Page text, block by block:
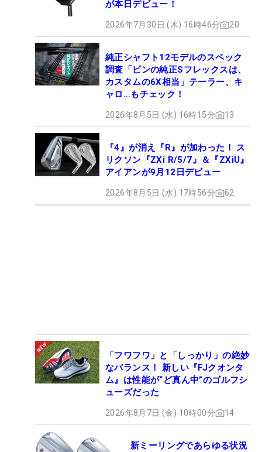
が本日デビュー！
2026年7月30日 (木) 16時46分 20
純正シャフト12モデルのスペック
調査「ピンの純正Sフレックスは、
カスタムの6X相当」テーラー、キ
ャロ…もチェック！
2026年8月5日 (水) 16時15分 13
『4』が消え『R』が加わった！ ス
リクソン『ZXi R/5/7』＆『ZXiU』
アイアンが9月12日デビュー
2026年8月5日 (水) 17時56分 62
「フワフワ」と「しっかり」の絶妙
なバランス！ 新しい『FJクオンタ
ム』は性能が“ど真ん中”のゴルフシ
ューズだった
2026年8月7日 (金) 10時00分 14
新ミーリングであらゆる状況